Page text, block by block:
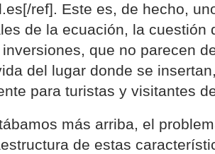
ref]. Este es, de hecho,
de la ecuación, la cuestión
que no parecen
del lugar donde se
para turistas y visitantes
más arriba, el
de estas